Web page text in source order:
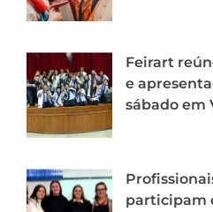
Feirart
e
sábado em
participam